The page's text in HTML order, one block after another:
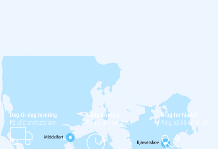
Dag-til-dag levering
På alle brofaste øer
Tidlig levering
Til dig der har travlt
Brug for hjælp?
Ring på 63 40 41 00